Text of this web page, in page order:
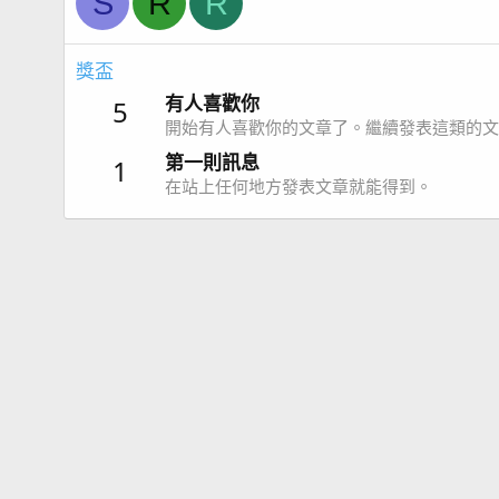
獎盃
5 有人喜歡你
開始有人喜歡你的文章了。繼續發表這類的
1 第一則訊息
在站上任何地方發表文章就能得到。